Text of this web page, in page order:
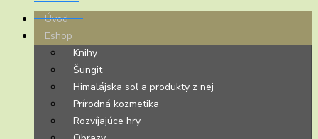
Úvod
Eshop
Knihy
Šungit
Himalájska soľ a produkty z nej
Prírodná kozmetika
Rozvíjajúce hry